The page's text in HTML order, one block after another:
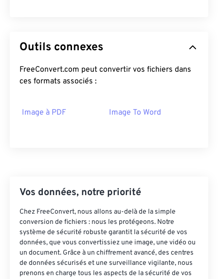
Outils connexes
FreeConvert.com peut convertir vos fichiers dans
ces formats associés :
Image à PDF Image To Word
Vos données, notre priorité
Chez FreeConvert, nous allons au-delà de la simple
conversion de fichiers : nous les protégeons. Notre
système de sécurité robuste garantit la sécurité de vos
données, que vous convertissiez une image, une vidéo ou
un document. Grâce à un chiffrement avancé, des centres
de données sécurisés et une surveillance vigilante, nous
prenons en charge tous les aspects de la sécurité de vos